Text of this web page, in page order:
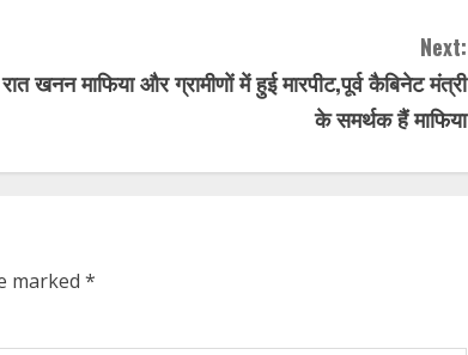
Next:
खनन माफिया और ग्रामीणों में हुई मारपीट,पूर्व कैबिनेट मंत्री
के समर्थक हैं माफिया
marked *